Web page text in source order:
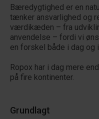
Bæredygtighed er en
tænker ansvarlighed og
værdikæden – fra
anvendelse – fordi vi
en forskel både i dag og
Ropox har i dag mere
på fire kontinenter.
Grundlagt